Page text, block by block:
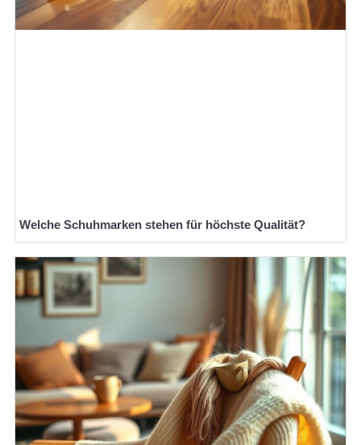
Welche Schuhmarken stehen für höchste Qualität?